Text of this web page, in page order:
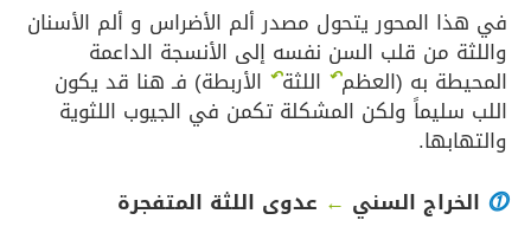
في هذا المحور يتحول مصدر ألم الأضراس و ألم الأسنان
واللثة من قلب السن نفسه إلى الأنسجة الداعمة
المحيطة به (العظم↶ اللثة↶ الأربطة) فـ هنا قد يكون
اللب سليماً ولكن المشكلة تكمن في الجيوب اللثوية
والتهابها.
⓵ الخراج السني ← عدوى اللثة المتفجرة